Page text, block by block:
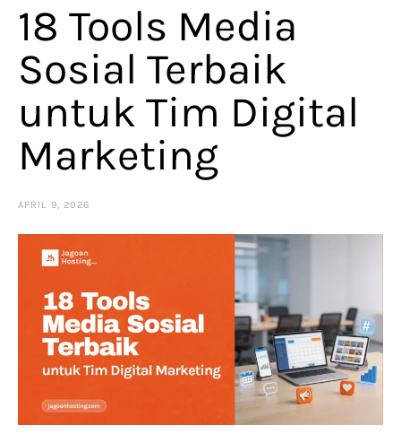
18 Tools Media
Sosial Terbaik
untuk Tim Digital
Marketing
APRIL 9, 2026